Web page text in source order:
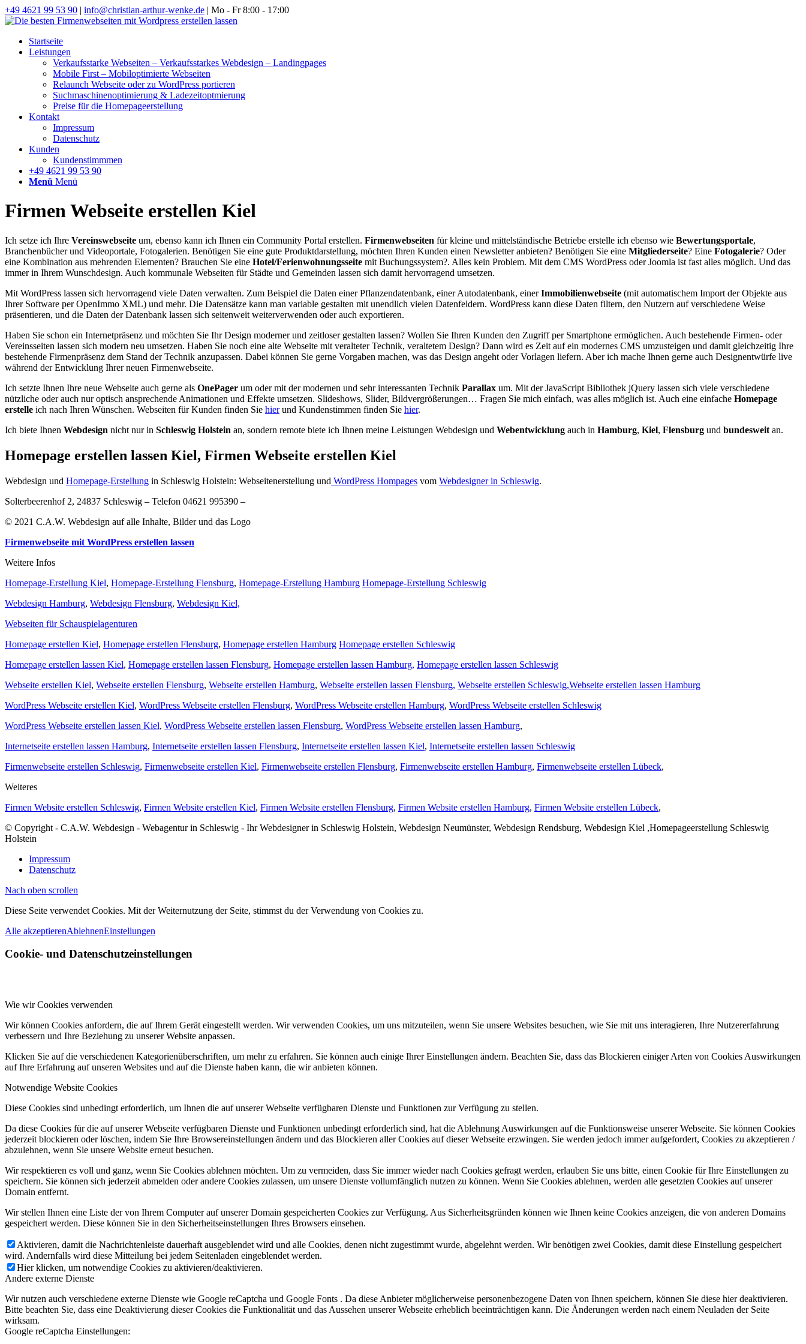
+49 4621 99 53 90 | info@christian-arthur-wenke.de | Mo - Fr 8:00 - 17:00
Startseite
Leistungen
Verkaufsstarke Webseiten – Verkaufsstarkes Webdesign – Landingpages
Mobile First – Mobiloptimierte Webseiten
Relaunch Webseite oder zu WordPress portieren
Suchmaschinenoptimierung & Ladezeitoptmierung
Preise für die Homepageerstellung
Kontakt
Impressum
Datenschutz
Kunden
Kundenstimmmen
+49 4621 99 53 90
Menü Menü
Firmen Webseite erstellen Kiel
Ich setze ich Ihre Vereinswebseite um, ebenso kann ich Ihnen ein Community Portal erstellen. Firmenwebseiten für kleine und mittelständische Betriebe erstelle ich ebenso wie Bewertungsportale,
Branchenbücher und Videoportale, Fotogalerien. Benötigen Sie eine gute Produktdarstellung, möchten Ihren Kunden einen Newsletter anbieten? Benötigen Sie eine Mitgliederseite? Eine Fotogalerie? Oder
eine Kombination aus mehrenden Elementen? Brauchen Sie eine Hotel/Ferienwohnungsseite mit Buchungssystem?. Alles kein Problem. Mit dem CMS WordPress oder Joomla ist fast alles möglich. Und das
immer in Ihrem Wunschdesign. Auch kommunale Webseiten für Städte und Gemeinden lassen sich damit hervorragend umsetzen.
Mit WordPress lassen sich hervorragend viele Daten verwalten. Zum Beispiel die Daten einer Pflanzendatenbank, einer Autodatenbank, einerImmobilienwebseite (mit automatischem Import der Objekte aus
Ihrer Software per OpenImmo XML) und mehr. Die Datensätze kann man variable gestalten mit unendlich vielen Datenfeldern. WordPress kann diese Daten filtern, den Nutzern auf verschiedene Weise
präsentieren, und die Daten der Datenbank lassen sich seitenweit weiterverwenden oder auch exportieren.
Haben Sie schon ein Internetpräsenz und möchten Sie Ihr Design moderner und zeitloser gestalten lassen? Wollen Sie Ihren Kunden den Zugriff per Smartphone ermöglichen. Auch bestehende Firmen- oder
Vereinsseiten lassen sich modern neu umsetzen. Haben Sie noch eine alte Webseite mit veralteter Technik, veraltetem Design? Dann wird es Zeit auf ein modernes CMS umzusteigen und damit gleichzeitig Ihre
bestehende Firmenpräsenz dem Stand der Technik anzupassen. Dabei können Sie gerne Vorgaben machen, was das Design angeht oder Vorlagen liefern. Aber ich mache Ihnen gerne auch Designentwürfe live
während der Entwicklung Ihrer neuen Firmenwebseite.
Ich setzte Ihnen Ihre neue Webseite auch gerne als OnePager um oder mit der modernen und sehr interessanten Technik Parallax um. Mit der JavaScript Bibliothek jQuery lassen sich viele verschiedene
nützliche oder auch nur optisch ansprechende Animationen und Effekte umsetzen. Slideshows, Slider, Bildvergrößerungen… Fragen Sie mich einfach, was alles möglich ist. Auch eine einfache Homepage
erstelle ich nach Ihren Wünschen. Webseiten für Kunden finden Sie hierund Kundenstimmen finden Sie hier.
Ich biete Ihnen Webdesign nicht nur in Schleswig Holstein an, sondern remote biete ich Ihnen meine Leistungen Webdesign und Webentwicklung auch in Hamburg, Kiel, Flensburg und bundesweit an.
Homepage erstellen lassen Kiel, Firmen Webseite erstellen Kiel
Webdesign und Homepage-Erstellung in Schleswig Holstein: Webseitenerstellung und WordPress Hompages vom Webdesigner in Schleswig.
Solterbeerenhof 2, 24837 Schleswig – Telefon 04621 995390 –
© 2021 C.A.W. Webdesign auf alle Inhalte, Bilder und das Logo
Firmenwebseite mit WordPress erstellen lassen
Weitere Infos
Homepage-Erstellung Kiel, Homepage-Erstellung Flensburg, Homepage-Erstellung Hamburg Homepage-Erstellung Schleswig
Webdesign Hamburg, Webdesign Flensburg, Webdesign Kiel,
Webseiten für Schauspielagenturen
Homepage erstellen Kiel, Homepage erstellen Flensburg, Homepage erstellen Hamburg Homepage erstellen Schleswig
Homepage erstellen lassen Kiel, Homepage erstellen lassen Flensburg, Homepage erstellen lassen Hamburg, Homepage erstellen lassen Schleswig
Webseite erstellen Kiel, Webseite erstellen Flensburg, Webseite erstellen Hamburg, Webseite erstellen lassen Flensburg, Webseite erstellen Schleswig,Webseite erstellen lassen Hamburg
WordPress Webseite erstellen Kiel, WordPress Webseite erstellen Flensburg, WordPress Webseite erstellen Hamburg, WordPress Webseite erstellen Schleswig
WordPress Webseite erstellen lassen Kiel, WordPress Webseite erstellen lassen Flensburg, WordPress Webseite erstellen lassen Hamburg,
Internetseite erstellen lassen Hamburg, Internetseite erstellen lassen Flensburg, Internetseite erstellen lassen Kiel, Internetseite erstellen lassen Schleswig
Firmenwebseite erstellen Schleswig, Firmenwebseite erstellen Kiel, Firmenwebseite erstellen Flensburg, Firmenwebseite erstellen Hamburg, Firmenwebseite erstellen Lübeck,
Weiteres
Firmen Website erstellen Schleswig, Firmen Website erstellen Kiel, Firmen Website erstellen Flensburg, Firmen Website erstellen Hamburg, Firmen Website erstellen Lübeck,
© Copyright - C.A.W. Webdesign - Webagentur in Schleswig - Ihr Webdesigner in Schleswig Holstein, Webdesign Neumünster, Webdesign Rendsburg, Webdesign Kiel ,Homepageerstellung Schleswig
Holstein
Impressum
Datenschutz
Nach oben scrollen
Diese Seite verwendet Cookies. Mit der Weiternutzung der Seite, stimmst du der Verwendung von Cookies zu.
Alle akzeptierenAblehnenEinstellungen
Cookie- und Datenschutzeinstellungen
Wie wir Cookies verwenden
Wir können Cookies anfordern, die auf Ihrem Gerät eingestellt werden. Wir verwenden Cookies, um uns mitzuteilen, wenn Sie unsere Websites besuchen, wie Sie mit uns interagieren, Ihre Nutzererfahrung
verbessern und Ihre Beziehung zu unserer Website anpassen.
Klicken Sie auf die verschiedenen Kategorienüberschriften, um mehr zu erfahren. Sie können auch einige Ihrer Einstellungen ändern. Beachten Sie, dass das Blockieren einiger Arten von Cookies Auswirkungen
auf Ihre Erfahrung auf unseren Websites und auf die Dienste haben kann, die wir anbieten können.
Notwendige Website Cookies
Diese Cookies sind unbedingt erforderlich, um Ihnen die auf unserer Webseite verfügbaren Dienste und Funktionen zur Verfügung zu stellen.
Da diese Cookies für die auf unserer Webseite verfügbaren Dienste und Funktionen unbedingt erforderlich sind, hat die Ablehnung Auswirkungen auf die Funktionsweise unserer Webseite. Sie können Cookies
jederzeit blockieren oder löschen, indem Sie Ihre Browsereinstellungen ändern und das Blockieren aller Cookies auf dieser Webseite erzwingen. Sie werden jedoch immer aufgefordert, Cookies zu akzeptieren /
abzulehnen, wenn Sie unsere Website erneut besuchen.
Wir respektieren es voll und ganz, wenn Sie Cookies ablehnen möchten. Um zu vermeiden, dass Sie immer wieder nach Cookies gefragt werden, erlauben Sie uns bitte, einen Cookie für Ihre Einstellungen zu
speichern. Sie können sich jederzeit abmelden oder andere Cookies zulassen, um unsere Dienste vollumfänglich nutzen zu können. Wenn Sie Cookies ablehnen, werden alle gesetzten Cookies auf unserer
Domain entfernt.
Wir stellen Ihnen eine Liste der von Ihrem Computer auf unserer Domain gespeicherten Cookies zur Verfügung. Aus Sicherheitsgründen können wie Ihnen keine Cookies anzeigen, die von anderen Domains
gespeichert werden. Diese können Sie in den Sicherheitseinstellungen Ihres Browsers einsehen.
Aktivieren, damit die Nachrichtenleiste dauerhaft ausgeblendet wird und alle Cookies, denen nicht zugestimmt wurde, abgelehnt werden. Wir benötigen zwei Cookies, damit diese Einstellung gespeichert
wird. Andernfalls wird diese Mitteilung bei jedem Seitenladen eingeblendet werden.
Hier klicken, um notwendige Cookies zu aktivieren/deaktivieren.
Andere externe Dienste
Wir nutzen auch verschiedene externe Dienste wie Google reCaptcha und Google Fonts . Da diese Anbieter möglicherweise personenbezogene Daten von Ihnen speichern, können Sie diese hier deaktivieren.
Bitte beachten Sie, dass eine Deaktivierung dieser Cookies die Funktionalität und das Aussehen unserer Webseite erheblich beeinträchtigen kann. Die Änderungen werden nach einem Neuladen der Seite
wirksam.
Google reCaptcha Einstellungen: